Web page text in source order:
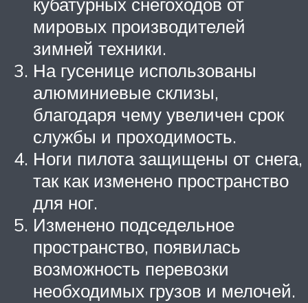
мировых производителей
зимней техники.
На гусенице использованы
алюминиевые склизы,
благодаря чему увеличен срок
службы и проходимость.
Ноги пилота защищены от снега,
так как изменено пространство
для ног.
Изменено подседельное
пространство, появилась
возможность перевозки
необходимых грузов и мелочей.